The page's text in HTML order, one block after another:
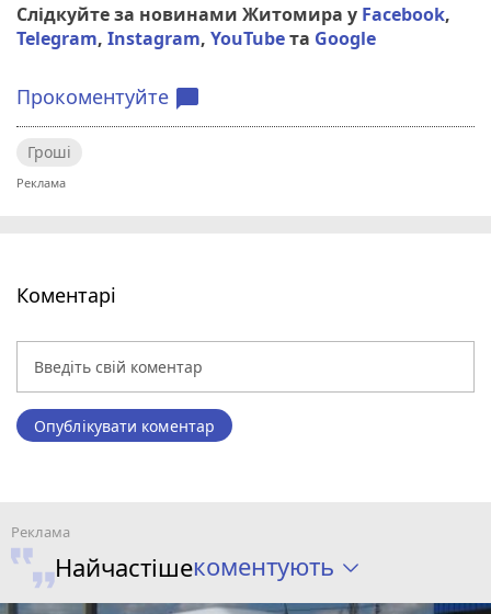
Слідкуйте за новинами Житомира у Facebook,
Telegram, Instagram, YouTubeта Google
Прокоментуйте chat_bubble
Гроші
Коментарі
Опублікувати коментар
Найчастішекоментують